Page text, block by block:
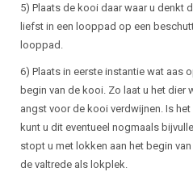
5) Plaats de kooi daar waar u denkt
liefst in een looppad op een
looppad.
6) Plaats in eerste instantie wat aas
begin van de kooi. Zo laat u het dier
angst voor de kooi verdwijnen. Is
kunt u dit eventueel nogmaals
stopt u met lokken aan het begin
de valtrede als lokplek.